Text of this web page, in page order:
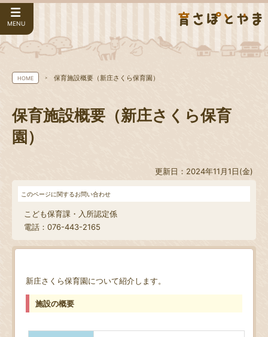
MENU
HOME 保育施設概要（新庄さくら保育園）
保育施設概要（新庄さくら保育
園）
更新日：2024年11月1日(金)
このページに関するお問い合わせ
こども保育課・入所認定係
電話：076-443-2165
新庄さくら保育園について紹介します。
施設の概要